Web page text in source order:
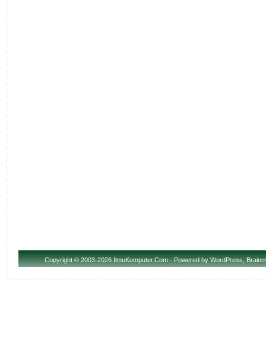
Copyright© 2003-2026 IlmuKomputer.Com · Powered byWordPress,